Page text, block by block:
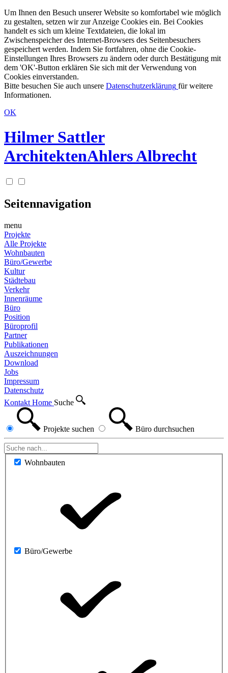
Um Ihnen den Besuch unserer Website so komfortabel wie möglich
zu gestalten, setzen wir zur Anzeige Cookies ein. Bei Cookies
handelt es sich um kleine Textdateien, die lokal im
Zwischenspeicher des Internet-Browsers des Seitenbesuchers
gespeichert werden. Indem Sie fortfahren, ohne die Cookie-
Einstellungen Ihres Browsers zu ändern oder durch Bestätigung mit
dem 'OK'-Button erklären Sie sich mit der Verwendung von
Cookies einverstanden.
Bitte besuchen Sie auch unsere Datenschutzerklärung für weitere
Informationen.
OK
Hilmer Sattler
ArchitektenAhlers Albrecht
Seitennavigation
menu
Projekte
Alle Projekte
Wohnbauten
Büro/Gewerbe
Kultur
Städtebau
Verkehr
Innenräume
Büro
Position
Büroprofil
Partner
Publikationen
Auszeichnungen
Download
Jobs
Impressum
Datenschutz
Kontakt Home Suche
Projekte suchen Büro durchsuchen
Wohnbauten
Büro/Gewerbe